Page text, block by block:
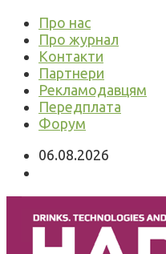
Про нас
Про журнал
Контакти
Партнери
Рекламодавцям
Передплата
Форум
06.08.2026